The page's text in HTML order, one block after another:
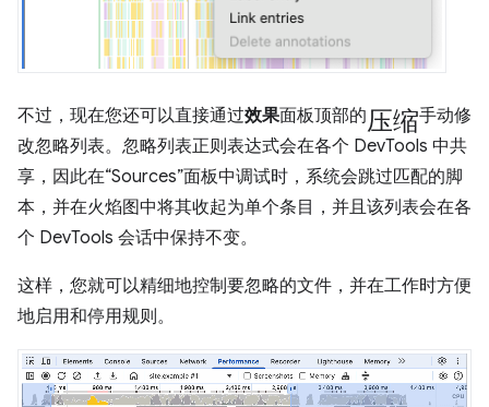
不过，现在您还可以直接通过效果面板顶部的 压缩手动修
改忽略列表。忽略列表正则表达式会在各个 DevTools 中共
享，因此在“Sources”面板中调试时，系统会跳过匹配的脚
本，并在火焰图中将其收起为单个条目，并且该列表会在各
个 DevTools 会话中保持不变。
这样，您就可以精细地控制要忽略的文件，并在工作时方便
地启用和停用规则。